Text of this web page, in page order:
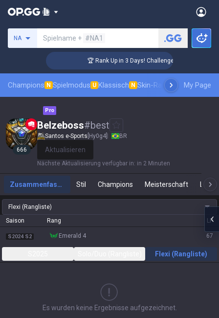
NA Spielname + #NA1
🏆 Rank Up in 3 Days! Challenger Coaching
Champions N Spielmodus U Klassisch N Skin-Rangliste Ranglisten
My Page
Pro
666
Belzeboss#best
Santos e-Sports [Hy0g4] BR
Aktualisieren
Nächste Aktualisierung verfügbar in: in 2 Minuten
Zusammenfassung Stil Champions Meisterschaft Live-
Flexi (Rangliste)
Saison
Rang LP
S2024 S2 emerald 4 67
Flexi (Rangliste)
Es wurden keine Ergebnisse aufgezeichnet.